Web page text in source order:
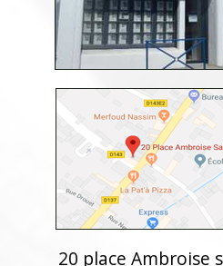
20 place Ambroise